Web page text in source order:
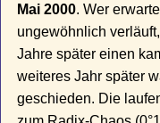
Mai 2000. Wer
ungewöhnlich
Jahre später einen
weiteres Jahr später
geschieden. Die